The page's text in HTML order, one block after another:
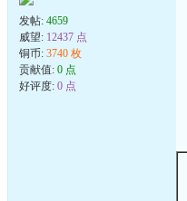
发帖: 4659
威望: 12437 点
铜币: 3740 枚
贡献值: 0 点
好评度: 0 点